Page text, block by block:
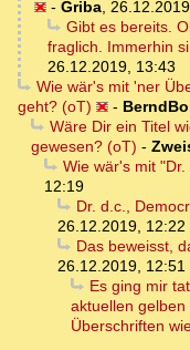
- Griba
Gibt es bereits.
fraglich. Immerhin
26.12.2019, 13:43
Wie wär's mit 'ner
geht? (oT)
-
Wäre Dir ein Titel
gewesen? (oT) -
Wie wär's mit "Dr.
12:19
Dr. d.c.,
26.12.2019, 12:22
Das beweisst,
26.12.2019, 12:51
Es ging mir
aktuellen
Überschriften